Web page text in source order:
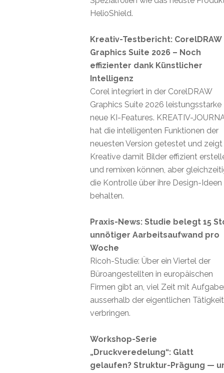
HelioShield.
Kreativ-Testbericht: CorelDRAW
Graphics Suite 2026 – Noch
effizienter dank Künstlicher
Intelligenz
Corel integriert in der CorelDRAW
Graphics Suite 2026 leistungsstarke
neue KI-Features. KREATIV-
hat die intelligenten Funktionen der
neuesten Version getestet und
Kreative damit Bilder effizient
und remixen können, aber
die Kontrolle über ihre Design-Ideen
behalten.
Praxis-News: Studie belegt 15
unnötiger Aarbeitsaufwand pro
Woche
Ricoh-Studie: Über ein Viertel der
Büroangestellten in europäischen
Firmen gibt an, viel Zeit mit
ausserhalb der eigentlichen
verbringen.
Workshop-Serie
„Druckveredelung“: Glatt
gelaufen? Struktur-Prägung —